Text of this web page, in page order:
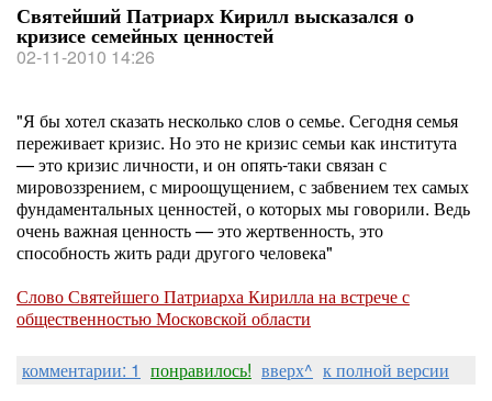
Святейший Патриарх Кирилл высказался о
кризисе семейных ценностей
02-11-2010 14:26
"Я бы хотел сказать несколько слов о семье. Сегодня семья
переживает кризис. Но это не кризис семьи как института
— это кризис личности, и он опять-таки связан с
мировоззрением, с мироощущением, с забвением тех самых
фундаментальных ценностей, о которых мы говорили. Ведь
очень важная ценность — это жертвенность, это
способность жить ради другого человека"
Слово Святейшего Патриарха Кирилла на встрече с
общественностью Московской области
комментарии: 1 понравилось! вверх^ к полной версии